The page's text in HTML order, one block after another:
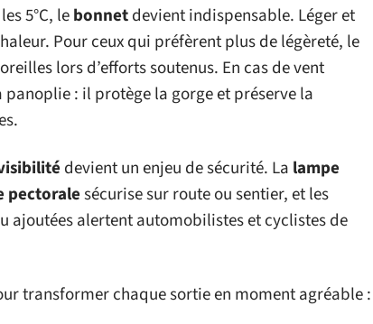
5°C, lebonnetdevient indispensable. Léger et
Pour ceux qui préfèrent plus de légèreté, le
lors d’efforts soutenus. En cas de vent
panoplie : il protège la gorge et préserve la
devient un enjeu de sécurité. La lampe
pectoralesécurise sur route ou sentier, et les
ajoutées alertent automobilistes et cyclistes de
transformer chaque sortie en moment agréable :